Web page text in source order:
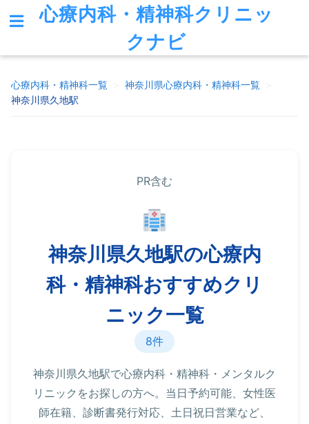
心療内科・精神科クリニッ
クナビ
心療内科・精神科一覧 神奈川県心療内科・精神科一覧
神奈川県久地駅
PR含む
神奈川県久地駅の心療内
科・精神科おすすめクリ
ニック一覧
8件
神奈川県久地駅で心療内科・精神科・メンタルク
リニックをお探しの方へ。当日予約可能、女性医
師在籍、診断書発行対応、土日祝日営業など、